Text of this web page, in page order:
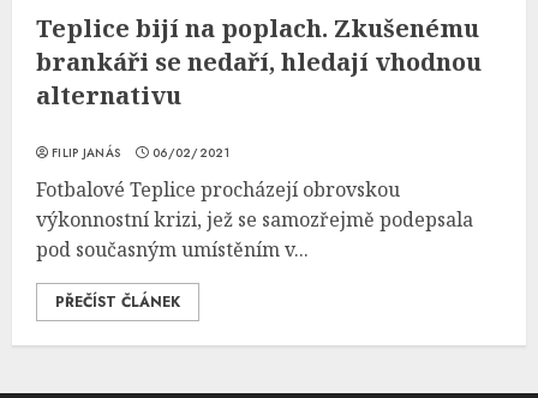
Teplice bijí na poplach. Zkušenému
brankáři se nedaří, hledají vhodnou
alternativu
FILIP JANÁS 06/02/2021
Fotbalové Teplice procházejí obrovskou
výkonnostní krizi, jež se samozřejmě podepsala
pod současným umístěním v...
PŘEČÍST ČLÁNEK